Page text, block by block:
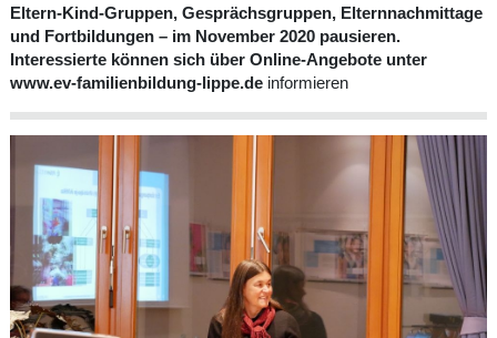
Eltern-Kind-Gruppen, Gesprächsgruppen, Elternnachmittage
und Fortbildungen – im November 2020 pausieren.
Interessierte können sich über Online-Angebote unter
www.ev-familienbildung-lippe.deinformieren